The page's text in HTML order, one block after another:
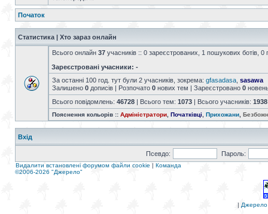
Початок
Статистика | Хто зараз онлайн
Всього онлайн 37 учасників :: 0 зареєстрованих, 1 пошукових ботів, 0
Зареєстровані учасники: -
За останні 100 год. тут були 2 учасників, зокрема: gfasadasa sasawa
Залишено 0 дописів | Розпочато 0 нових тем | Зареєстровано 0
Всього повідомлень: 46728 | Всього тем: 1073 | Всього учасників: 1938
Пояснення кольорів :: Адміністратори Початківці Прихожани
Вхід
Псевдо: Пароль:
Видалити встановлені форумом файли cookie | Команда
©2006-2026 "Джерело"
| Джерело